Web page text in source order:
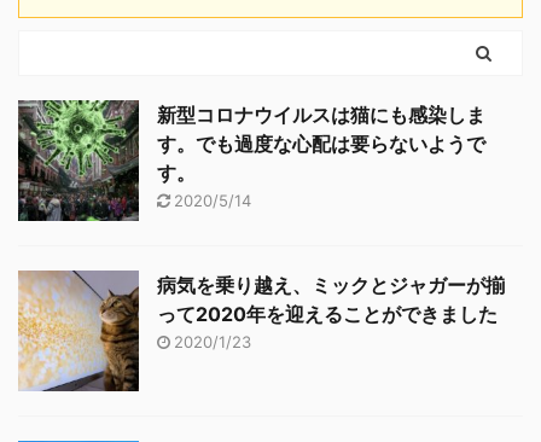
新型コロナウイルスは猫にも感染しま
す。でも過度な心配は要らないようで
す。
2020/5/14
病気を乗り越え、ミックとジャガーが揃
って2020年を迎えることができました
2020/1/23